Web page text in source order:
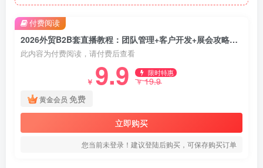
2026外贸B2B套直播教程：团队管理+客户开发+展会攻略，配套全套落地标准化SOP
此内容为付费阅读，请付费后查看
￥ 9.9 限时特惠
￥19.9
黄金会员 免费
立即购买
您当前未登录！建议登陆后购买，可保存购买订单
付费阅读